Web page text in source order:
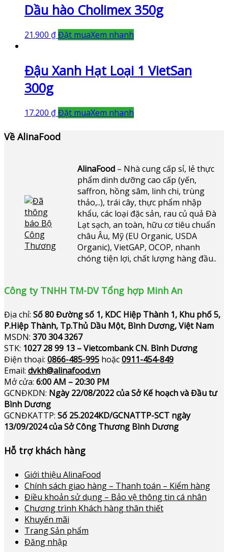
Dầu hào Cholimex 350g
21.900 ₫Đặt muaXem nhanh
Đậu Xanh Hạt Loại 1 VietSan
300g
17.200 ₫Đặt muaXem nhanh
Về AlinaFood
AlinaFood– Nhà cung cấp sỉ, lẻ thực
phẩm dinh dưỡng cao cấp (yến,
saffron, hồng sâm, linh chi, trùng
thảo,..), trái cây, thực phẩm nhập
khẩu, các loại đặc sản, rau củ quả Đà
Lạt sạch, an toàn, hữu cơ tiêu chuẩn
châu Âu, Mỹ (EU Organic, USDA
Organic), VietGAP, OCOP, nhanh
chóng tiện lợi, chất lượng hàng đầu..
Công ty TNHH TM-DV Tổng hợp Minh An
Địa chỉ: Số 80 Đường số 1, KDC Hiệp Thành 1, Khu phố 5,
P.Hiệp Thành, Tp.Thủ Dầu Một, Bình Dương, Việt Nam
MSDN: 370 304 3267
STK: 1027 28 99 13 – Vietcombank CN. Bình Dương
Điện thoại: 0866-485-995 hoặc0911-454-849
Email: dvkh@alinafood.vn
Mở cửa: 6:00 AM – 20:30 PM
GCNĐKDN: Ngày 22/08/2022 của Sở Kế hoạch và Đầu tư
Bình Dương
GCNĐKATTP: Số 25.2024KD/GCNATTP-SCT ngày
13/09/2024 của Sở Công Thương Bình Dương
Hỗ trợ khách hàng
Giới thiệu AlinaFood
Chính sách giao hàng – Thanh toán – Kiểm hàng
Điều khoản sử dụng – Bảo vệ thông tin cá nhân
Chương trình Khách hàng thân thiết
Khuyến mãi
Trang Sản phẩm
Đăng nhập